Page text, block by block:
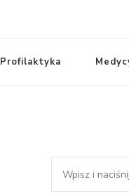
Profilaktyka
Szukasz
czegoś?